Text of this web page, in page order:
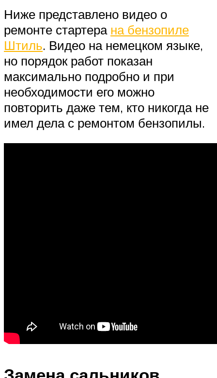
Ниже представлено видео о
ремонте стартера на бензопиле
Штиль. Видео на немецком языке,
но порядок работ показан
максимально подробно и при
необходимости его можно
повторить даже тем, кто никогда не
имел дела с ремонтом бензопилы.